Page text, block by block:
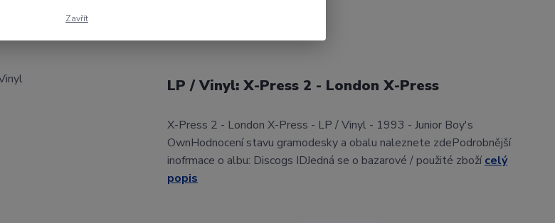
LP / Vinyl: X-Press 2 - London X-Press
X-Press 2 - London X-Press - LP / Vinyl - 1993 - Junior Boy's
OwnHodnocení stavu gramodesky a obalu naleznete zdePodrobnější
inofrmace o albu: Discogs IDJedná se o bazarové / použité zbožícelý
popis
Zavřít